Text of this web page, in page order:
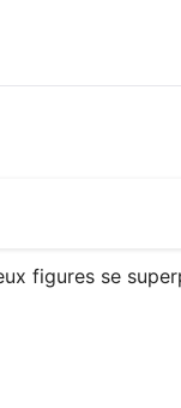
figures se